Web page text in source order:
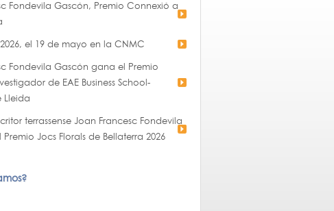
Fondevila Gascón, Premio Connexió a
el 19 de mayo en la CNMC
Fondevila Gascón gana el Premio
de EAE Business School-
Lleida
terrassense Joan Francesc Fondevila
Jocs Florals de Bellaterra 2026